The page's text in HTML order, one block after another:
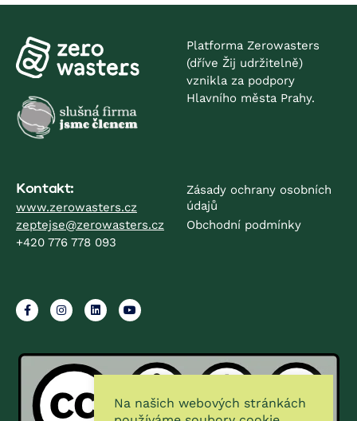
Platforma Zerowasters
(dříve Žij udržitelně)
vznikla za podpory
Hlavního města Prahy.
Kontakt:
www.zerowasters.cz
zeptejse@zerowasters.cz
+420 776 778 093
Zásady ochrany osobních
údajů
Obchodní podmínky
Na našich webových stránkách